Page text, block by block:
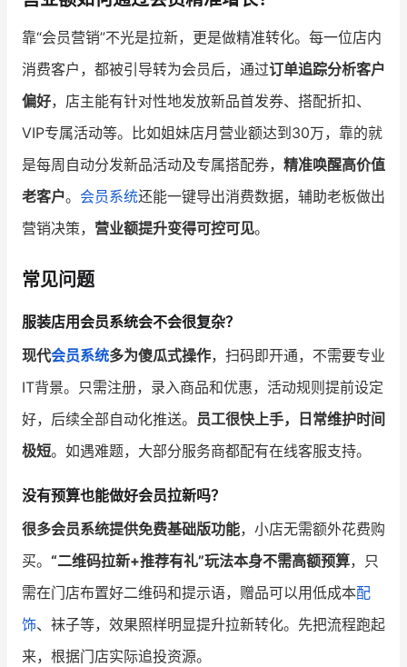
靠“会员营销”不光是拉新，更是做精准转化。每一位店内
消费客户，都被引导转为会员后，通过订单追踪分析客户
偏好，店主能有针对性地发放新品首发券、搭配折扣、
VIP专属活动等。比如姐妹店月营业额达到30万，靠的就
是每周自动分发新品活动及专属搭配券， 精准唤醒高价值
老客户。 会员系统还能一键导出消费数据，辅助老板做出
营销决策， 营业额提升变得可控可见。
常见问题
服装店用会员系统会不会很复杂？
现代会员系统多为傻瓜式操作，扫码即开通，不需要专业
IT背景。只需注册，录入商品和优惠，活动规则提前设定
好，后续全部自动化推送。 员工很快上手，日常维护时间
极短。如遇难题，大部分服务商都配有在线客服支持。
没有预算也能做好会员拉新吗？
很多会员系统提供免费基础版功能，小店无需额外花费购
买。 “二维码拉新+推荐有礼”玩法本身不需高额预算，只
需在门店布置好二维码和提示语，赠品可以用低成本配
饰、袜子等，效果照样明显提升拉新转化。先把流程跑起
来，根据门店实际追投资源。